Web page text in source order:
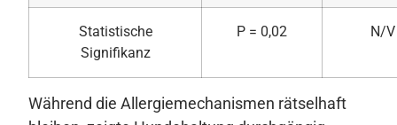
Statistische
Signifikanz
P = 0,02 N/V
Während die Allergiemechanismen rätselhaft